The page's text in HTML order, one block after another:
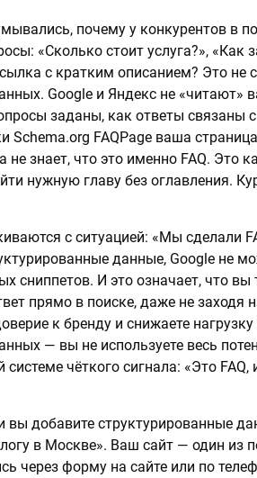
почему у конкурентов в
«Сколько стоит услуга?», «Как
с кратким описанием? Это не
Google и Яндекс не «читают»
заданы, как ответы связаны
Schema.org FAQPage ваша
знает, что это именно FAQ. Это
нужную главу без оглавления.
с ситуацией: «Мы сделали
данные, Google не
сниппетов. И это означает, что
прямо в поиске, даже не заходя
к бренду и снижаете
— вы не используете весь
системе чёткого сигнала: «Это
вы добавите структурированные
в Москве». Ваш сайт — один из
через форму на сайте или по